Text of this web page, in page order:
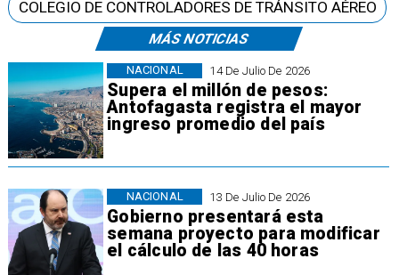
MÁS NOTICIAS
14 De Julio De 2026
Supera el millón de pesos:
Antofagasta registra el mayor
ingreso promedio del país
NACIONAL
13 De Julio De 2026
Gobierno presentará esta
semana proyecto para modificar
el cálculo de las 40 horas
NACIONAL
COLEGIO DE CONTROLADORES DE TRÁNSITO AÉREO